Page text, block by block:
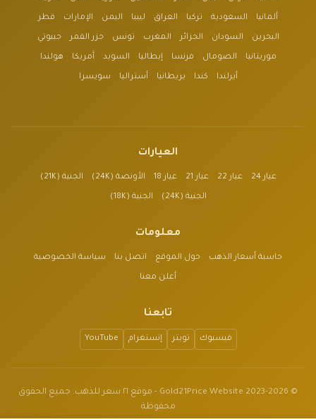
ألمانيا السعودية تركيا العراق ليبيا اليمن الإمارات قطر
البحرين السودان الجزائر المغرب تونس جزر القمر جيبوتي
موريتانيا الصومال فرنسا إيطاليا السويد أمريكا هولندا
أيرلندا كندا بريطانيا أستراليا سويسرا
العيارات
عيار 24 عيار 22 عيار 21 عيار 18 الأونصة (24K) الجنية (21K)
الجنية (24K) الجنية (18K)
معلومات
حاسبة أسعار الذهب حول الموقع اتصل بنا سياسة الخصوصية
أعلن معنا
تابعنا
فيسبوك تويتر إنستغرام YouTube
© 2023-2026 Gold21Price Website - موقع ٢١ سعر للذهب. جميع الحقوق
محفوظة